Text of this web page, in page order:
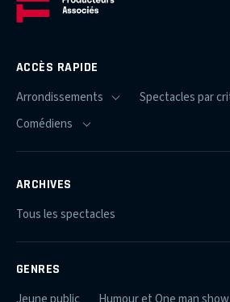
ACCÈS RAPIDE
ARCHIVES
Tous les spectacles
GENRES